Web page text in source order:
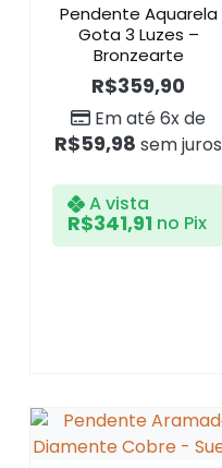
Pendente Aquarela
Gota 3 Luzes –
Bronzearte
R$359,90
Em até 6x de
R$59,98 sem juros
A vista
R$341,91 no Pix